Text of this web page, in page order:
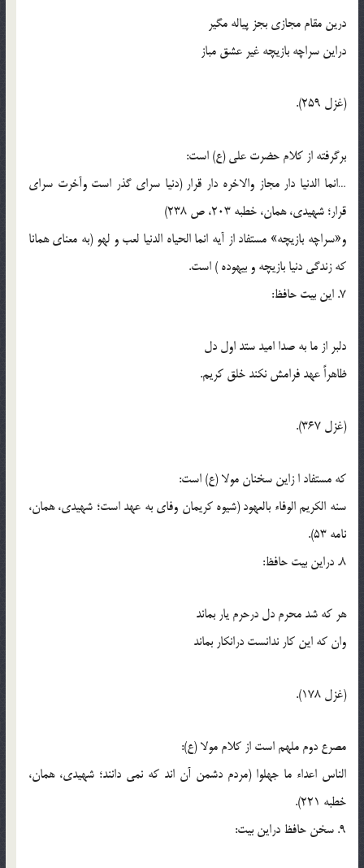
درين مقام مجازي بجز پياله مگير
دراين سراچه بازيچه غير عشق مباز
(غزل 259).
برگرفته از کلام حضرت علي (ع) است:
…انما الدنيا دار مجاز والاخره دار قرار (دنيا سراي گذر است وآخرت سراي
قرار؛ شهيدي، همان، خطبه 203، ص 238)
و«سراچه بازيچه» مستفاد از آيه انما الحياه الدنيا لعب و لهو (به معناي همانا
که زندگي دنيا بازيچه و بيهوده ) است.
7. اين بيت حافظ:
دلبر از ما به صدا اميد ستد اول دل
ظاهراً عهد فرامش نکند خلق کريم.
(غزل 367).
که مستفاد ا زاين سخنان مولا (ع) است:
سنه الکريم الوفاء بالعهود (شيوه کريمان وفاي به عهد است؛ شهيدي، همان،
نامه 53).
8. دراين بيت حافظ:
هر که شد محرم دل درحرم يار بماند
وان که اين کار ندانست درانکار بماند
(غزل 178).
مصرع دوم ملهم است از کلام مولا (ع):
الناس اعداء ما جهلوا (مردم دشمن آن اند که نمي دانند؛ شهيدي، همان،
خطبه 221).
9. سخن حافظ دراين بيت: